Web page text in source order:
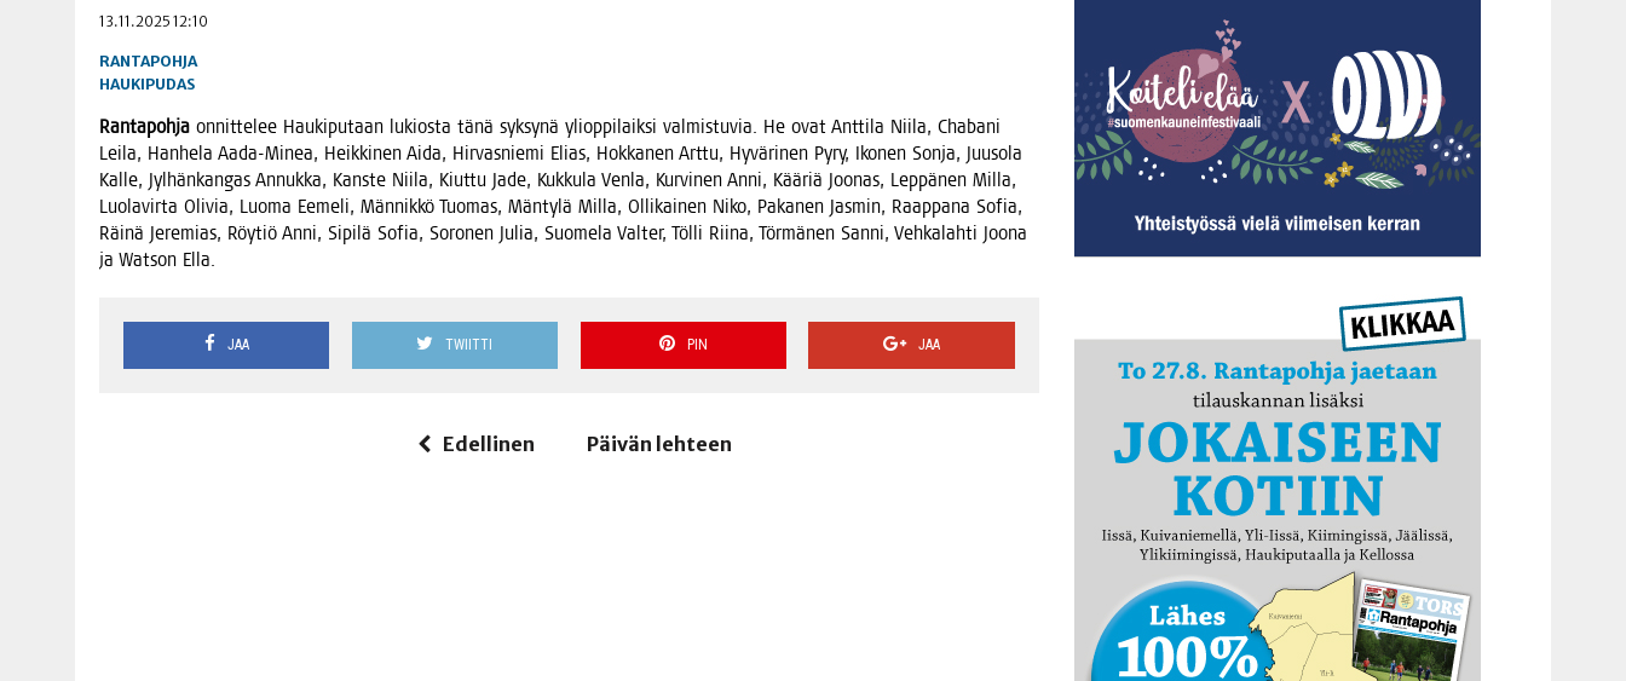
13.11.2025 12:10
RANTAPOHJA
HAUKIPUDAS
Ran­ta­poh­ja onnit­te­lee Hau­ki­pu­taan lukios­ta tänä syk­sy­nä yli­op­pi­laik­si val­mis­tu­via. He ovat Ant­ti­la Nii­la, Cha­ba­ni
Lei­la, Han­he­la Aada-Minea, Heik­ki­nen Aida, Hir­vas­nie­mi Elias, Hok­ka­nen Art­tu, Hyvä­ri­nen Pyry, Iko­nen Son­ja, Juuso­la
Kal­le, Jyl­hän­kan­gas Annuk­ka, Kans­te Nii­la, Kiut­tu Jade, Kuk­ku­la Ven­la, Kur­vi­nen Anni, Kää­riä Joo­nas, Lep­pä­nen Mil­la,
Luo­la­vir­ta Oli­via, Luo­ma Eeme­li, Män­nik­kö Tuo­mas, Män­ty­lä Mil­la, Olli­kai­nen Niko, Paka­nen Jas­min, Raap­pa­na Sofia,
Räi­nä Jere­mias, Röy­tiö Anni, Sipi­lä Sofia, Soro­nen Julia, Suo­me­la Val­ter, Töl­li Rii­na, Tör­mä­nen San­ni, Veh­ka­lah­ti Joo­na
ja Wat­son Ella.
JAA TWIITTI PIN JAA
Edellinen Päivän lehteen